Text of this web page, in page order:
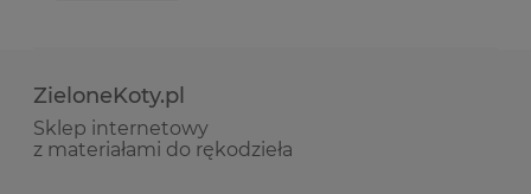
ZieloneKoty.pl
Sklep internetowy
z materiałami do rękodzieła